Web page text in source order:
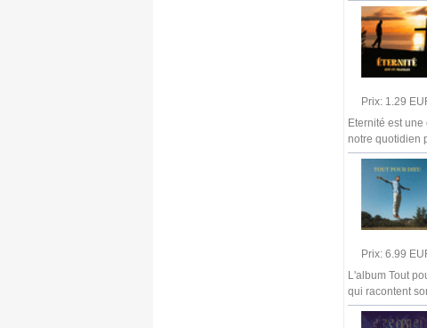
Prix: 1.29
Eternité est
notre quotidien
Prix: 6.99
L'album Tout
qui racontent